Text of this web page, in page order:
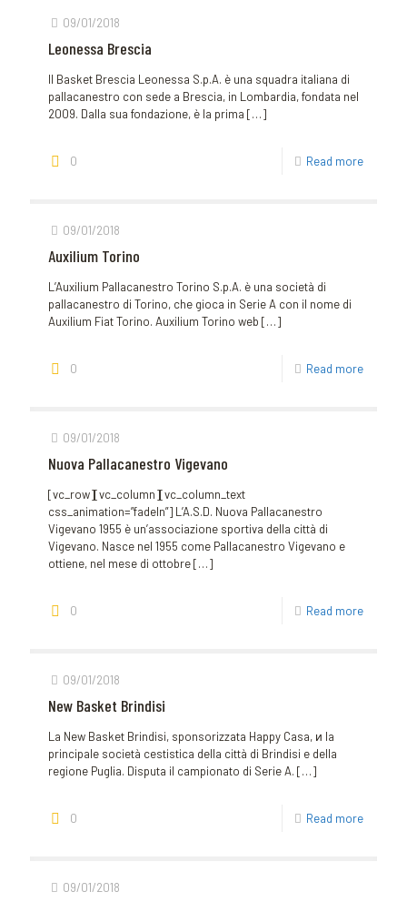
09/01/2018
Leonessa Brescia
Il Basket Brescia Leonessa S.p.A. è una squadra italiana di
pallacanestro con sede a Brescia, in Lombardia, fondata nel
2009. Dalla sua fondazione, è la prima […]
0 Read more
09/01/2018
Auxilium Torino
L’Auxilium Pallacanestro Torino S.p.A. è una società di
pallacanestro di Torino, che gioca in Serie A con il nome di
Auxilium Fiat Torino. Auxilium Torino web […]
0 Read more
09/01/2018
Nuova Pallacanestro Vigevano
[vc_row][vc_column][vc_column_text
css_animation=”fadeIn”] L’A.S.D. Nuova Pallacanestro
Vigevano 1955 è un’associazione sportiva della città di
Vigevano. Nasce nel 1955 come Pallacanestro Vigevano e
ottiene, nel mese di ottobre[…]
0 Read more
09/01/2018
New Basket Brindisi
La New Basket Brindisi, sponsorizzata Happy Casa, и la
principale società cestistica della città di Brindisi e della
regione Puglia. Disputa il campionato di Serie A. […]
0 Read more
09/01/2018